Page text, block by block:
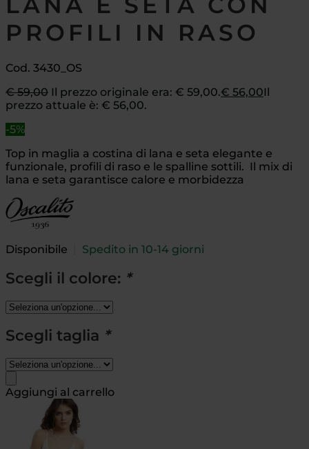
PROFILI IN RASO
Cod. 3430_OS
€59,00 Il prezzo originale era: € 59,00.€ 56,00Il
prezzo attuale è: € 56,00.
-5%
Top in maglia a costina di lana e seta elegante e
funzionale, profili di raso e le spalline sottili. Il mix di
lana e seta garantisce calore e morbidezza
Disponibile Spedito in 10-14 giorni
Scegli il colore: *
Scegli taglia *
Aggiungi al carrello